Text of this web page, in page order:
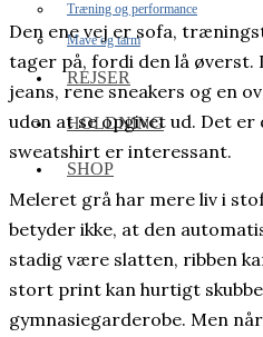
Træning og performance
Mave og tarm
REJSER
HOLDNING
SHOP
Den ene vej er sofa,
tager på, fordi den lå øverst.
jeans, rene sneakers og en
uden at se opgivet ud. Det er
sweatshirt er interessant.
Meleret grå har mere liv i
betyder ikke, at den
stadig være slatten, ribben
stort print kan hurtigt
gymnasiegarderobe. Men